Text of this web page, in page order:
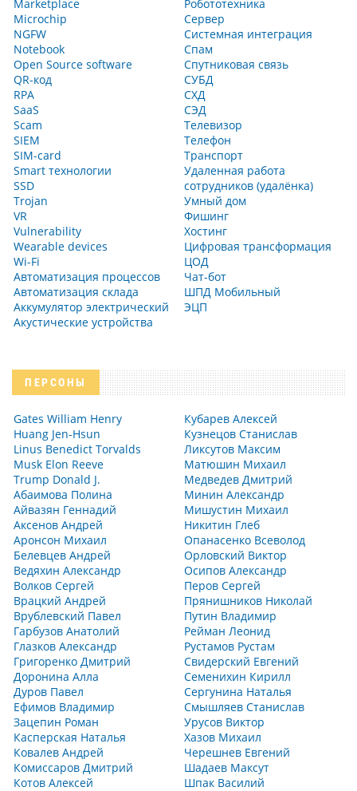
Marketplace
Microchip
NGFW
Notebook
Open Source software
QR-код
RPA
SaaS
Scam
SIEM
SIM-card
Smart технологии
SSD
Trojan
VR
Vulnerability
Wearable devices
Wi-Fi
Автоматизация процессов
Автоматизация склада
Аккумулятор электрический
Акустические устройства
Робототехника
Сервер
Системная интеграция
Спам
Спутниковая связь
СУБД
СХД
СЭД
Телевизор
Телефон
Транспорт
Удаленная работа
сотрудников (удалёнка)
Умный дом
Фишинг
Хостинг
Цифровая трансформация
ЦОД
Чат-бот
ШПД Мобильный
ЭЦП
ПЕРСОНЫ
Gates William Henry
Huang Jen-Hsun
Linus Benedict Torvalds
Musk Elon Reeve
Trump Donald J.
Абаимова Полина
Айвазян Геннадий
Аксенов Андрей
Аронсон Михаил
Белевцев Андрей
Ведяхин Александр
Волков Сергей
Врацкий Андрей
Врублевский Павел
Гарбузов Анатолий
Глазков Александр
Григоренко Дмитрий
Доронина Алла
Дуров Павел
Ефимов Владимир
Зацепин Роман
Касперская Наталья
Ковалев Андрей
Комиссаров Дмитрий
Котов Алексей
Кубарев Алексей
Кузнецов Станислав
Ликсутов Максим
Матюшин Михаил
Медведев Дмитрий
Минин Александр
Мишустин Михаил
Никитин Глеб
Опанасенко Всеволод
Орловский Виктор
Осипов Александр
Перов Сергей
Прянишников Николай
Путин Владимир
Рейман Леонид
Рустамов Рустам
Свидерский Евгений
Семенихин Кирилл
Сергунина Наталья
Смышляев Станислав
Урусов Виктор
Хазов Михаил
Черешнев Евгений
Шадаев Максут
Шпак Василий